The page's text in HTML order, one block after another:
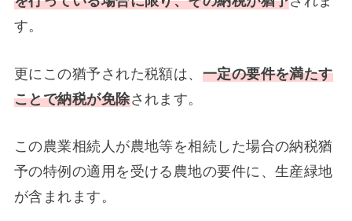
す。
更にこの猶予された税額は、 一定の要件を満たす
ことで納税が免除されます。
この農業相続人が農地等を相続した場合の納税猶
予の特例の適用を受ける農地の要件に、生産緑地
が含まれます。